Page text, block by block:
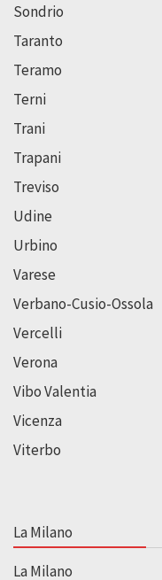
Sondrio
Taranto
Teramo
Terni
Trani
Trapani
Treviso
Udine
Urbino
Varese
Verbano-Cusio-Ossola
Vercelli
Verona
Vibo Valentia
Vicenza
Viterbo
La Milano
La Milano